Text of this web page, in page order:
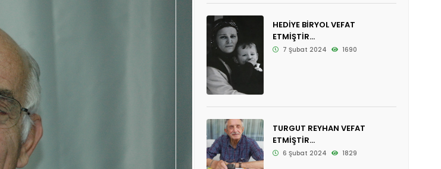
HEDİYE BİRYOL VEFAT
ETMİŞTİR...
7 Şubat 2024 1690
TURGUT REYHAN VEFAT
ETMİŞTİR...
6 Şubat 2024 1829